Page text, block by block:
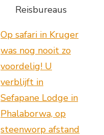
Reisbureaus
Op safari in Kruger
was nog nooit zo
voordelig! U
verblijft in
Sefapane Lodge in
Phalaborwa, op
steenworp afstand